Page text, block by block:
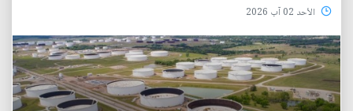
الأحد 02 آب 2026